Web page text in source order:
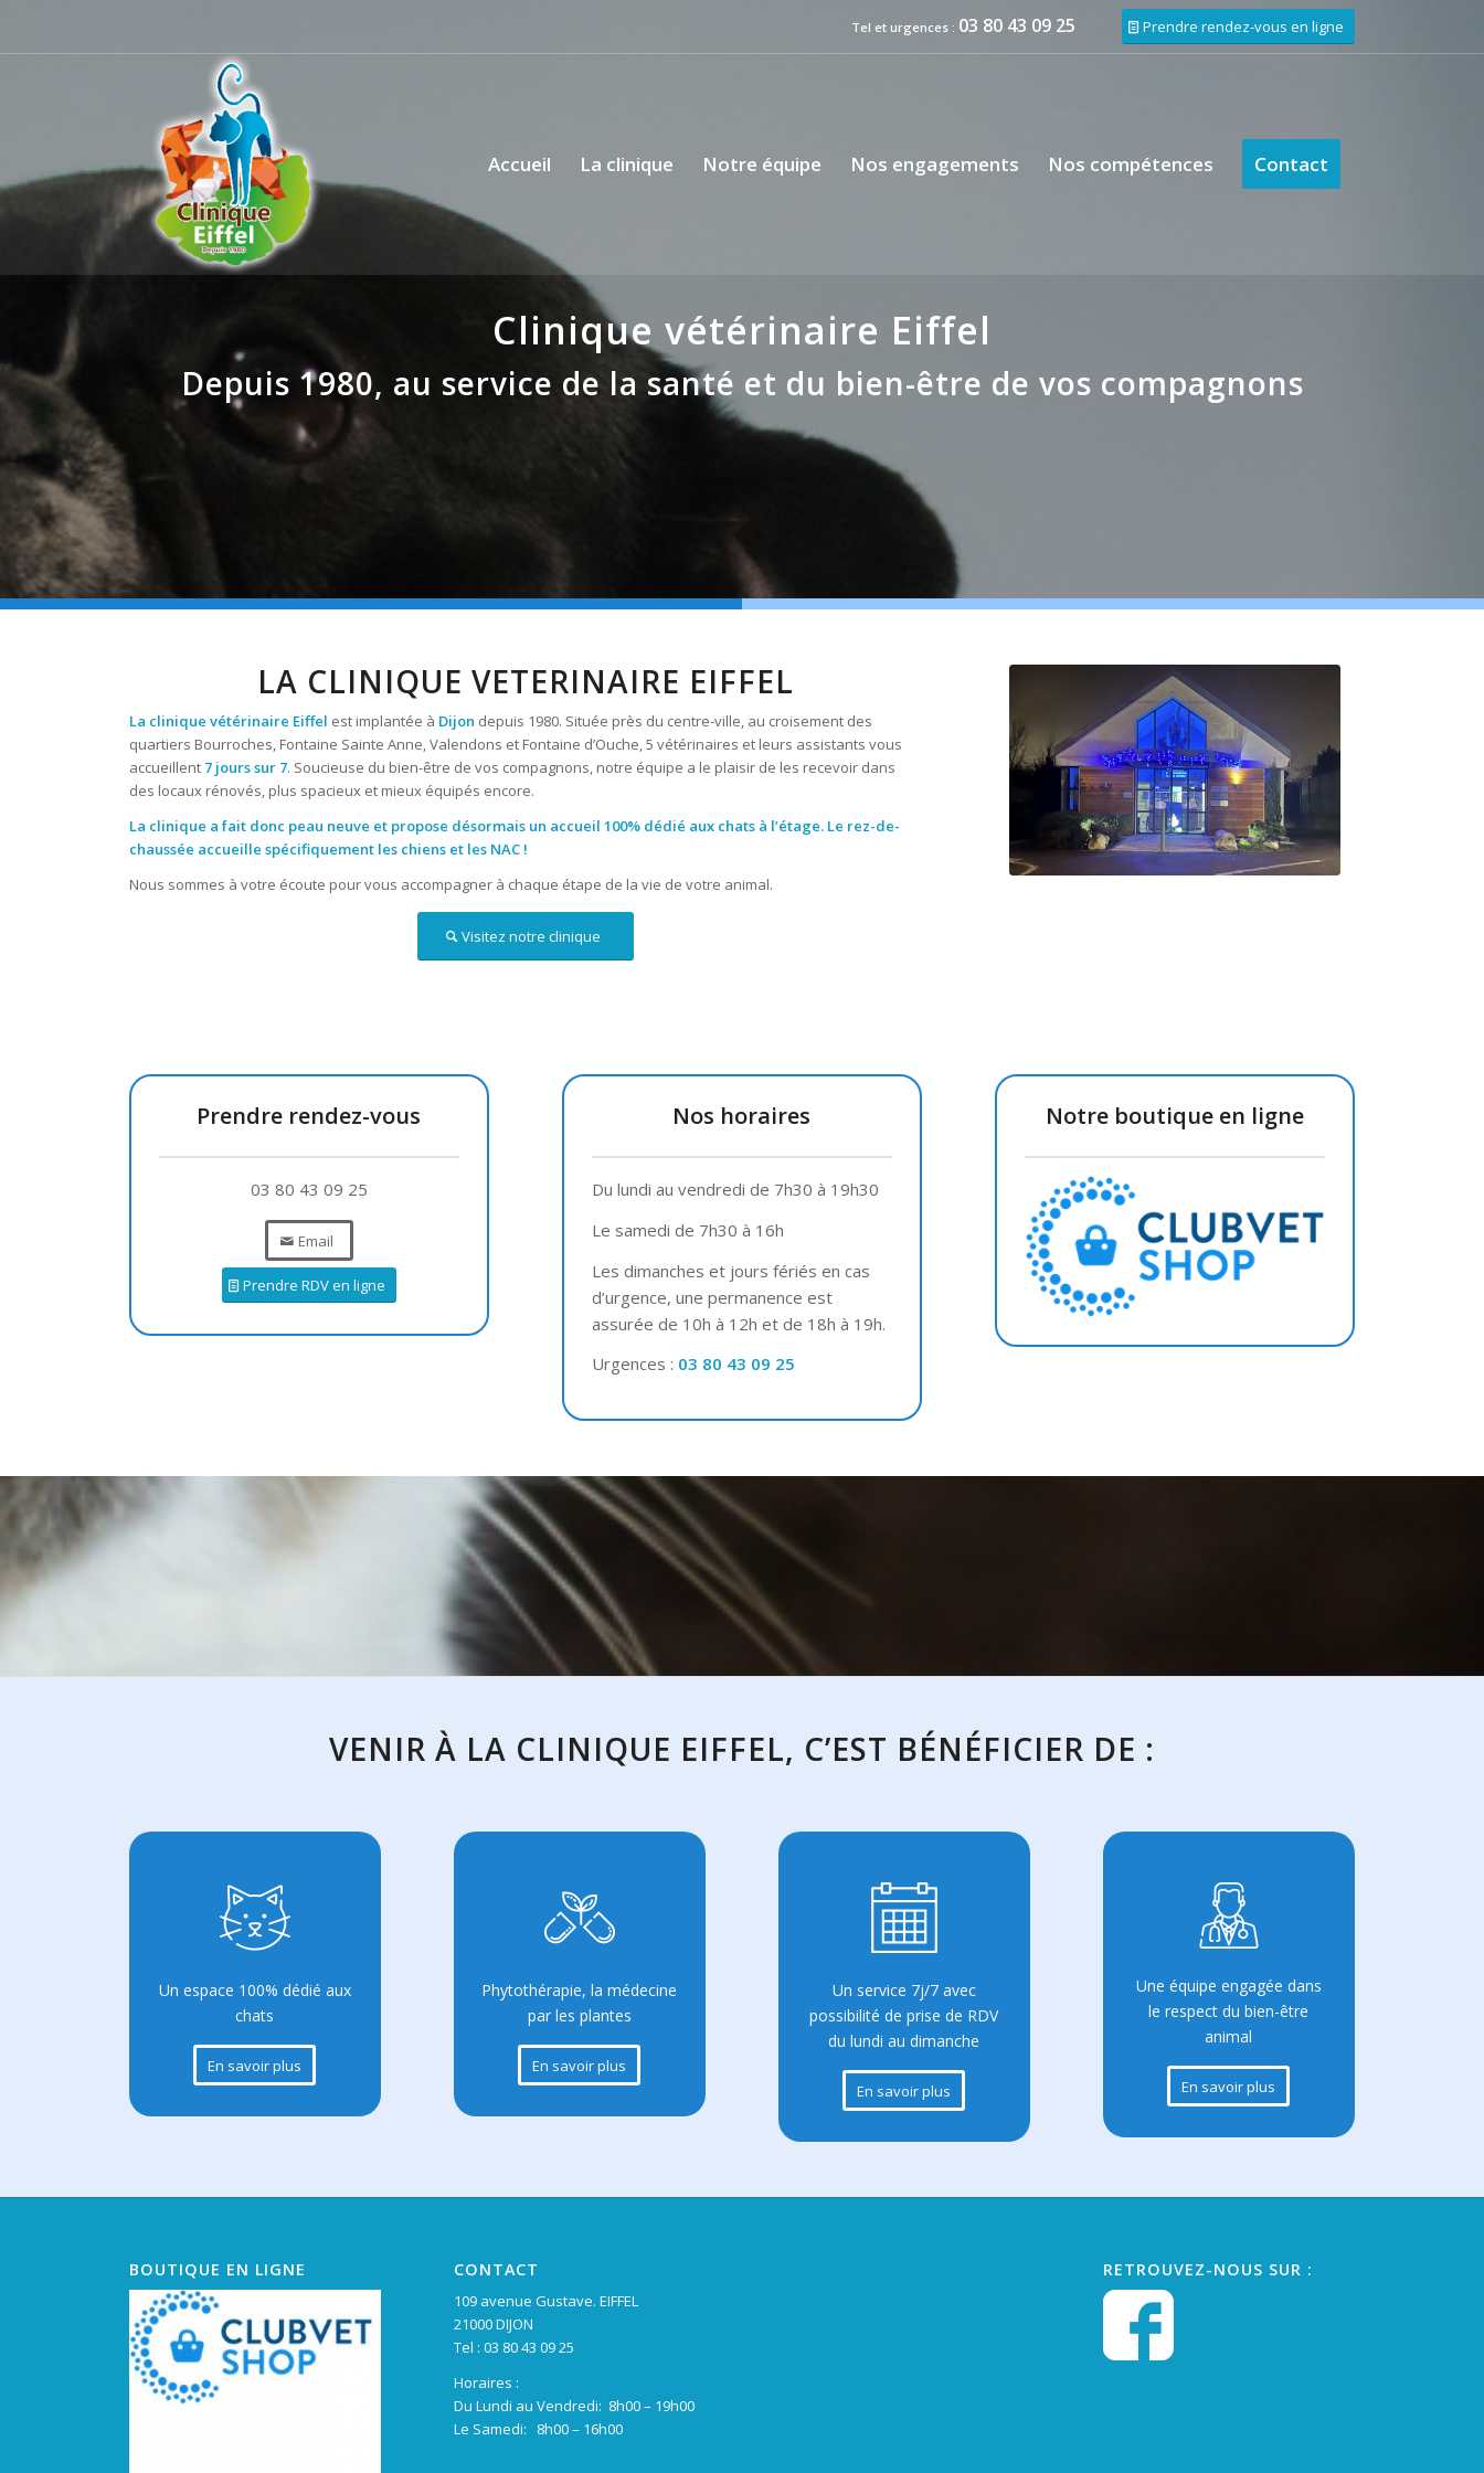
Tel et urgences : 03 80 43 09 25 Prendre rendez-vous en ligne
Accueil La clinique Notre équipe Nos engagements Nos compétences Contact
Clinique vétérinaire Eiffel
Depuis 1980, au service de la santé et du bien-être de vos compagnons
LA CLINIQUE VETERINAIRE EIFFEL
La clinique vétérinaire Eiffel est implantée à Dijon depuis 1980. Située près du centre-ville, au croisement des
quartiers Bourroches, Fontaine Sainte Anne, Valendons et Fontaine d’Ouche, 5 vétérinaires et leurs assistants vous
accueillent 7 jours sur 7. Soucieuse du bien-être de vos compagnons, notre équipe a le plaisir de les recevoir dans
des locaux rénovés, plus spacieux et mieux équipés encore.
La clinique a fait donc peau neuve et propose désormais un accueil 100% dédié aux chats à l’étage. Le rez-de-
chaussée accueille spécifiquement les chiens et les NAC !
Nous sommes à votre écoute pour vous accompagner à chaque étape de la vie de votre animal.
Visitez notre clinique
Prendre rendez-vous
03 80 43 09 25
Email
Prendre RDV en ligne
Nos horaires
Du lundi au vendredi de 7h30 à 19h30
Le samedi de 7h30 à 16h
Les dimanches et jours fériés en cas
d’urgence, une permanence est
assurée de 10h à 12h et de 18h à 19h.
Urgences : 03 80 43 09 25
Notre boutique en ligne
VENIR À LA CLINIQUE EIFFEL, C’EST BÉNÉFICIER DE :
Un espace 100% dédié aux
chats
En savoir plus
Phytothérapie, la médecine
par les plantes
En savoir plus
Un service 7j/7 avec
possibilité de prise de RDV
du lundi au dimanche
En savoir plus
Une équipe engagée dans
le respect du bien-être
animal
En savoir plus
BOUTIQUE EN LIGNE CONTACT
109 avenue Gustave. EIFFEL
21000 DIJON
Tel : 03 80 43 09 25
Horaires :
Du Lundi au Vendredi: 8h00 – 19h00
Le Samedi: 8h00 – 16h00
RETROUVEZ-NOUS SUR :